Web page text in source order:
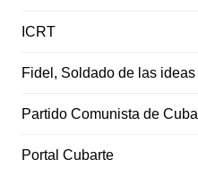
ICRT
Fidel, Soldado de las ideas
Partido Comunista de Cuba
Portal Cubarte